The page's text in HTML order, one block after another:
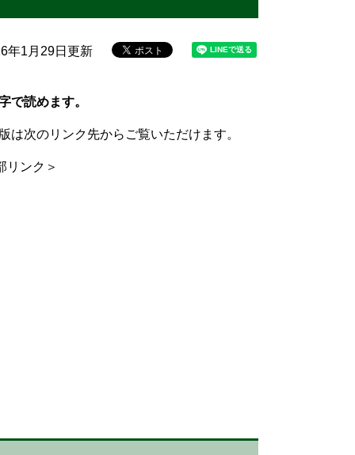
年1月29日更新
で読めます。
次のリンク先からご覧いただけます。
リンク＞